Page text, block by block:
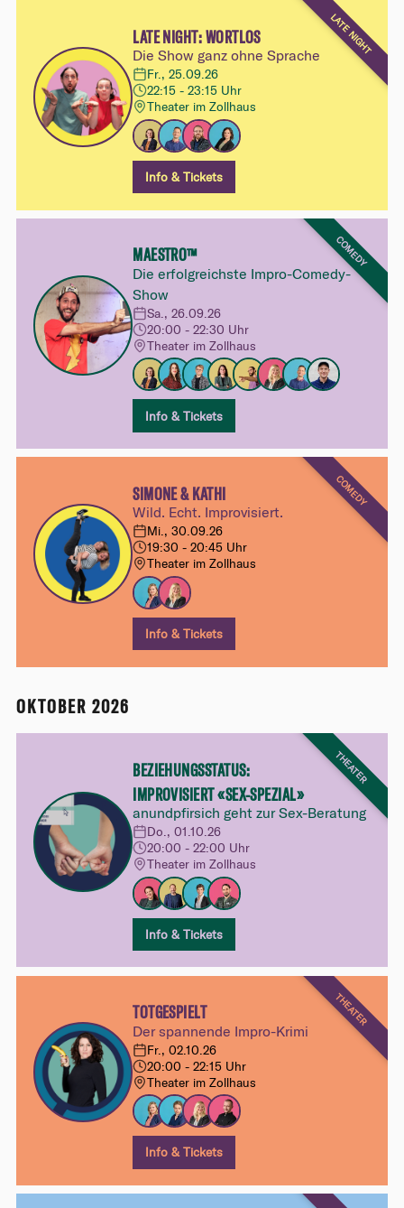
LATE NIGHT
LATE NIGHT: WORTLOS
Die Show ganz ohne Sprache
Fr., 25.09.26
22:15 - 23:15 Uhr
Theater im Zollhaus
Info & Tickets
COMEDY
MAESTRO™
Die erfolgreichste Impro-Comedy-
Show
Sa., 26.09.26
20:00 - 22:30 Uhr
Theater im Zollhaus
Info & Tickets
COMEDY
SIMONE & KATHI
Wild. Echt. Improvisiert.
Mi., 30.09.26
19:30 - 20:45 Uhr
Theater im Zollhaus
Info & Tickets
OKTOBER 2026
THEATER
BEZIEHUNGSSTATUS:
IMPROVISIERT «SEX-SPEZIAL»
anundpfirsich geht zur Sex-Beratung
Do., 01.10.26
20:00 - 22:00 Uhr
Theater im Zollhaus
Info & Tickets
THEATER
TOTGESPIELT
Der spannende Impro-Krimi
Fr., 02.10.26
20:00 - 22:15 Uhr
Theater im Zollhaus
Info & Tickets